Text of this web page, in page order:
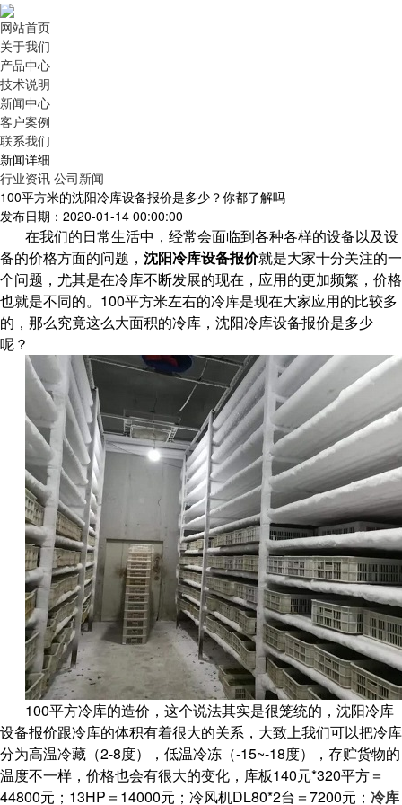
网站首页
关于我们
产品中心
技术说明
新闻中心
客户案例
联系我们
新闻详细
行业资讯 公司新闻
100平方米的沈阳冷库设备报价是多少？你都了解吗
发布日期：2020-01-14 00:00:00
在我们的日常生活中，经常会面临到各种各样的设备以及设
备的价格方面的问题， 沈阳冷库设备报价就是大家十分关注的一
个问题，尤其是在冷库不断发展的现在，应用的更加频繁，价格
也就是不同的。100平方米左右的冷库是现在大家应用的比较多
的，那么究竟这么大面积的冷库，沈阳冷库设备报价是多少
呢？
100平方冷库的造价，这个说法其实是很笼统的，沈阳冷库
设备报价跟冷库的体积有着很大的关系，大致上我们可以把冷库
分为高温冷藏（2-8度），低温冷冻（-15~-18度），存贮货物的
温度不一样，价格也会有很大的变化，库板140元*320平方＝
44800元；13HP＝14000元；冷风机DL80*2台＝7200元； 冷库